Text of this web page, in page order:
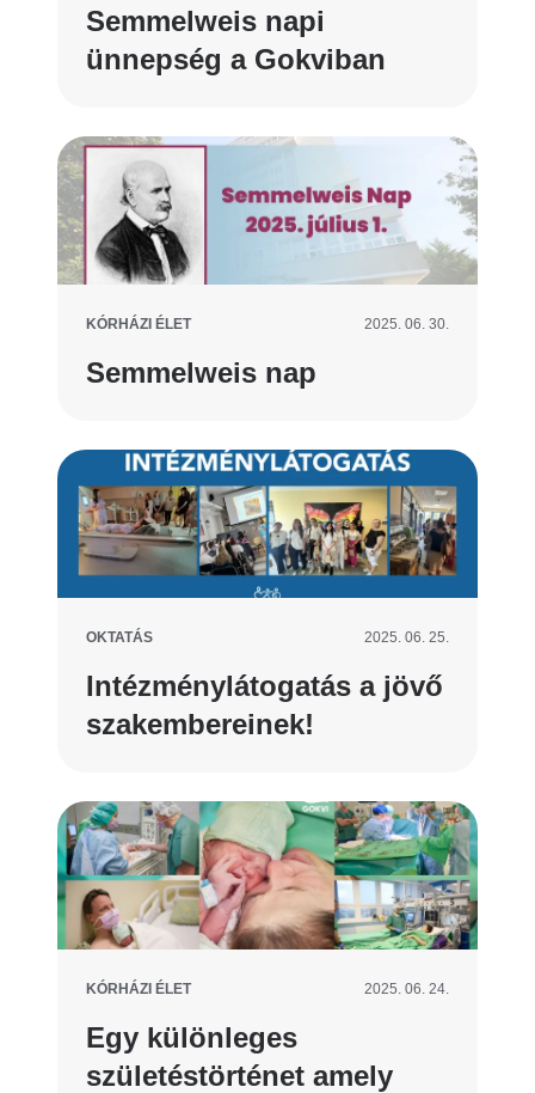
Semmelweis napi
ünnepség a Gokviban
KÓRHÁZI ÉLET 2025. 06. 30.
Semmelweis nap
OKTATÁS 2025. 06. 25.
Intézménylátogatás a jövő
szakembereinek!
KÓRHÁZI ÉLET 2025. 06. 24.
Egy különleges
születéstörténet amely